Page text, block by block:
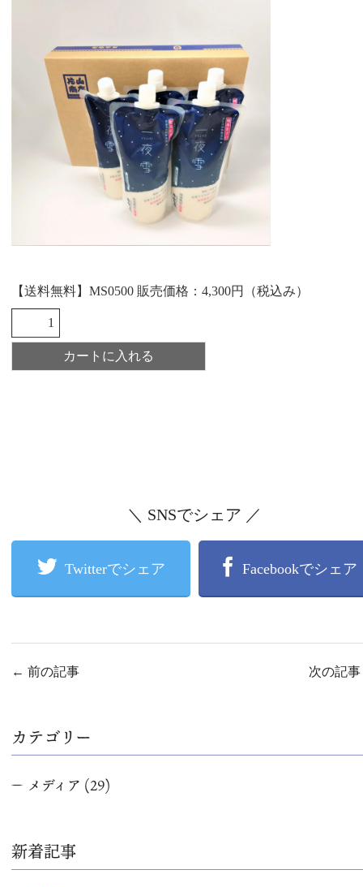
【送料無料】MS0500 販売価格：4,300円（税込み）
＼ SNSでシェア ／
Twitterでシェア Facebookでシェア
← 前の記事 次の記事
カテゴリー
メディア (29)
新着記事